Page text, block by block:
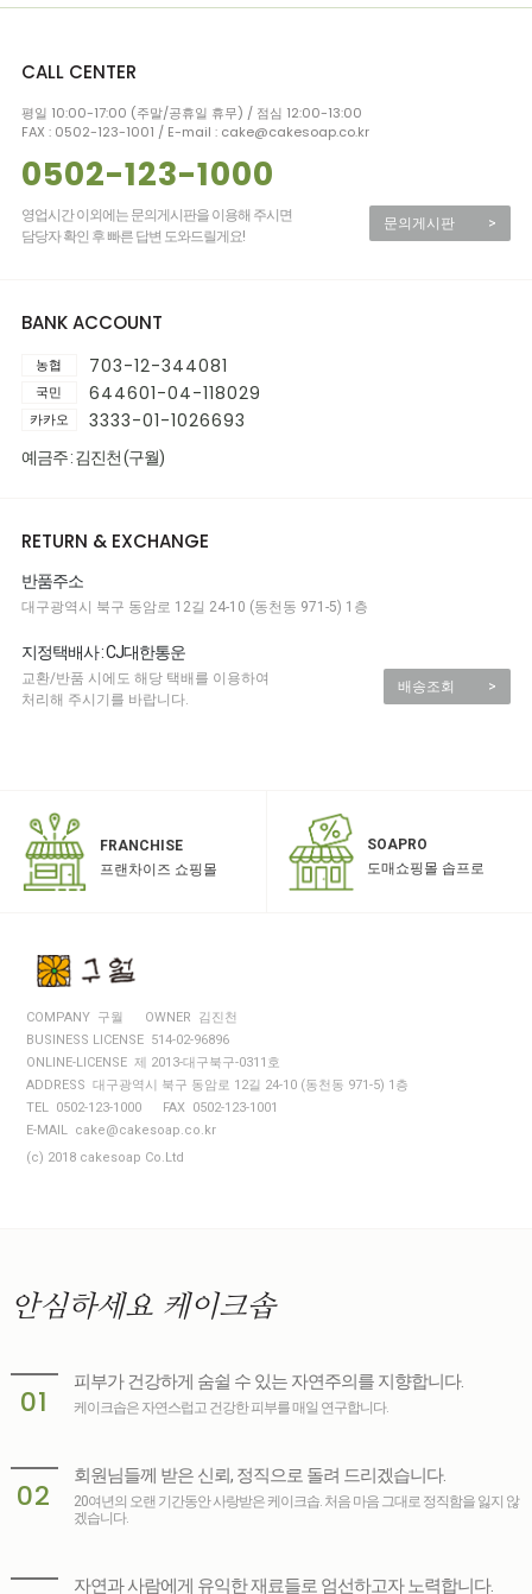
CALL CENTER
평일 10:00-17:00 (주말/공휴일 휴무) / 점심 12:00-13:00
FAX : 0502-123-1001 / E-mail : cake@cakesoap.co.kr
0502-123-1000
영업시간 이외에는 문의게시판을 이용해 주시면
담당자 확인 후 빠른 답변 도와드릴게요!
문의게시판 >
BANK ACCOUNT
농협 703-12-344081
국민 644601-04-118029
카카오 3333-01-1026693
예금주 : 김진천 (구월)
RETURN & EXCHANGE
반품주소
대구광역시 북구 동암로 12길 24-10 (동천동 971-5) 1층
지정택배사 : CJ대한통운
교환/반품 시에도 해당 택배를 이용하여
처리해 주시기를 바랍니다.
배송조회 >
FRANCHISE
프랜차이즈 쇼핑몰
SOAPRO
도매쇼핑몰 솝프로
COMPANY 구월
OWNER 김진천
BUSINESS LICENSE 514-02-96896
ONLINE-LICENSE 제 2013-대구북구-0311호
ADDRESS 대구광역시 북구 동암로 12길 24-10 (동천동 971-5) 1층
TEL 0502-123-1000
FAX 0502-123-1001
E-MAIL cake@cakesoap.co.kr
(c) 2018 cakesoap Co.Ltd
안심하세요 케이크솝
01
피부가 건강하게 숨쉴 수 있는 자연주의를 지향합니다.
케이크솝은 자연스럽고 건강한 피부를 매일 연구합니다.
02
회원님들께 받은 신뢰, 정직으로 돌려 드리겠습니다.
20여년의 오랜 기간동안 사랑받은 케이크솝. 처음 마음 그대로 정직함을 잃지 않
겠습니다.
자연과 사람에게 유익한 재료들로 엄선하고자 노력합니다.